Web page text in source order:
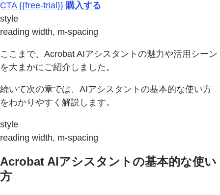
CTA {{free-trial}} 購入する
style
reading width, m-spacing
ここまで、Acrobat AIアシスタントの魅力や活用シーン
を大まかにご紹介しました。
続いて次の章では、AIアシスタントの基本的な使い方
をわかりやすく解説します。
style
reading width, m-spacing
Acrobat AIアシスタントの基本的な使い
方